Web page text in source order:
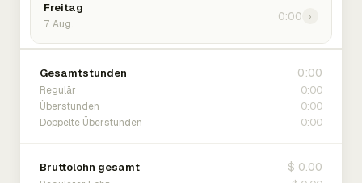
Freitag
7. Aug.
0:00 ›
Gesamtstunden 0:00
Regulär 0:00
Überstunden 0:00
Doppelte Überstunden 0:00
Bruttolohn gesamt $ 0.00